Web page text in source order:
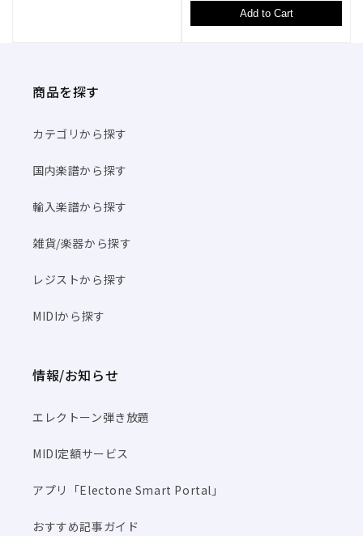
Add to Cart
商品を探す
カテゴリから探す
国内楽譜から探す
輸入楽譜から探す
雑貨/楽器から探す
レジストから探す
MIDIから探す
情報/お知らせ
エレクトーン弾き放題
MIDI定額サービス
アプリ「Electone Smart Portal」
おすすめ記事ガイド